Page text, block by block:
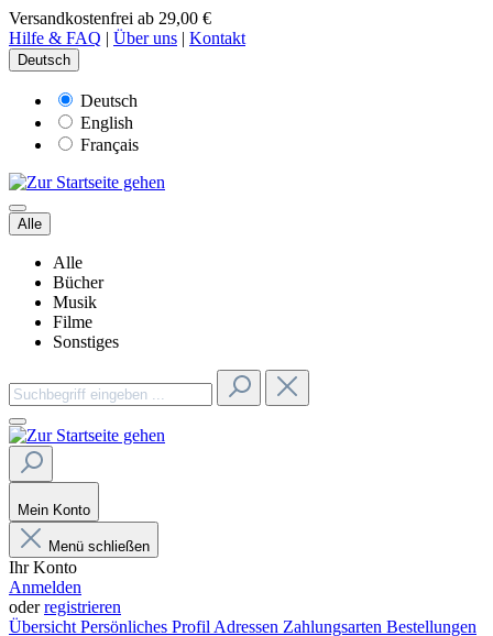
Versandkostenfrei ab 29,00 €
Hilfe & FAQ | Über uns | Kontakt
Deutsch
Deutsch
English
Français
Alle
Alle
Bücher
Musik
Filme
Sonstiges
Mein Konto
Menü schließen
Ihr Konto
Anmelden
oderregistrieren
Übersicht Persönliches Profil Adressen Zahlungsarten Bestellungen